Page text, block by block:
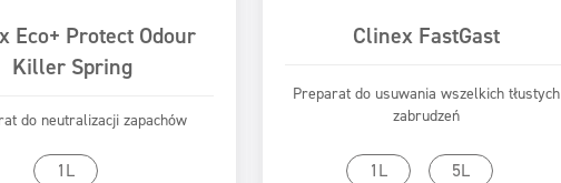
Eco+ Protect Odour
Killer Spring
do neutralizacji zapachów
1L
do produktu
Clinex FastGast
Preparat do usuwania wszelkich tłustych
zabrudzeń
1L 5L
Przejdź do produktu